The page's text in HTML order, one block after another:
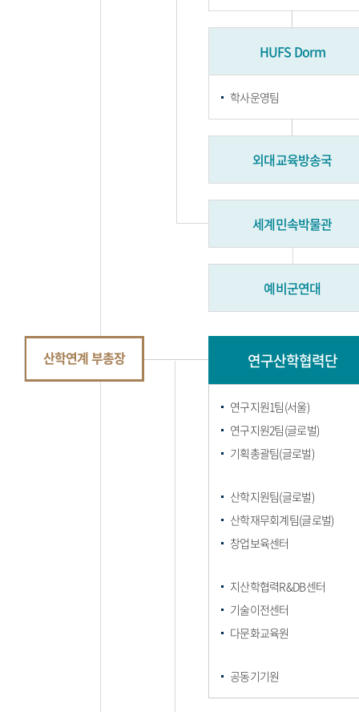
HUFS Dorm
학사운영팀
외대교육방송국
세계민속박물관
예비군연대
산학연계 부총장 연구산학협력단
연구지원1팀(서울)
연구지원2팀(글로벌)
기획총괄팀(글로벌)
산학지원팀(글로벌)
산학재무회계팀(글로벌)
창업보육센터
지산학협력R&DB센터
기술이전센터
다문화교육원
공동기기원